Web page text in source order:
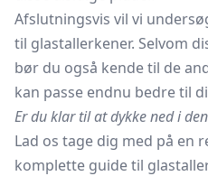
Afslutningsvis vil vi
til glastallerkener. Selvom
bør du også kende til de
kan passe endnu bedre til
Er du klar til at dykke ned i
Lad os tage dig med på en
komplette guide til